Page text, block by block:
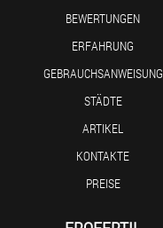
BEWERTUNGEN
ERFAHRUNG
GEBRAUCHSANWEISUNG
STÄDTE
ARTIKEL
KONTAKTE
PREISE